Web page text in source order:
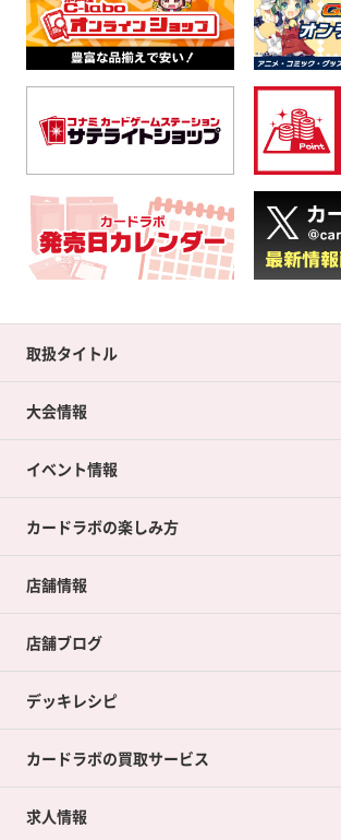
取扱タイトル
大会情報
イベント情報
カードラボの楽しみ方
店舗情報
店舗ブログ
デッキレシピ
カードラボの買取サービス
カードラボの買取サービスTOP
求人情報